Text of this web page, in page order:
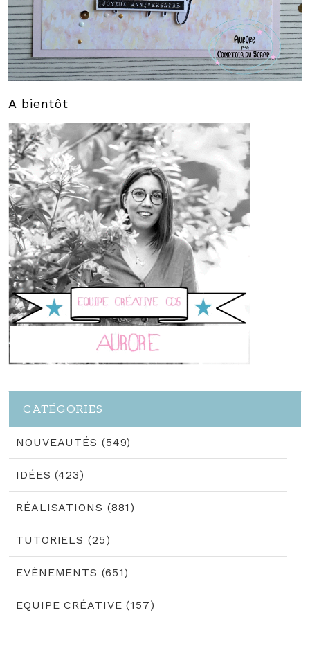
A bientôt
CATÉGORIES
NOUVEAUTÉS (549)
IDÉES (423)
RÉALISATIONS (881)
TUTORIELS (25)
EVÈNEMENTS (651)
EQUIPE CRÉATIVE (157)